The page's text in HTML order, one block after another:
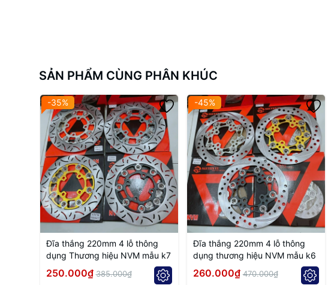
SẢN PHẨM CÙNG PHÂN KHÚC
-35%
Đĩa thắng 220mm 4 lỗ thông
dụng Thương hiệu NVM mẫu k7
250.000₫ 385.000₫
-45%
Đĩa thắng 220mm 4 lỗ thông
dụng thương hiệu NVM mẫu k6
260.000₫ 470.000₫